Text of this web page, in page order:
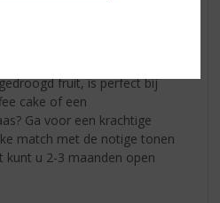
fruit, is perfect bij
cake of een
Ga voor een krachtige
match met de notige tonen
kunt u 2-3 maanden open